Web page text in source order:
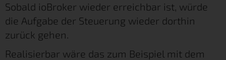
Sobald ioBroker wieder erreichbar ist, würde
die Aufgabe der Steuerung wieder dorthin
zurück gehen.
Realisierbar wäre das zum Beispiel mit dem